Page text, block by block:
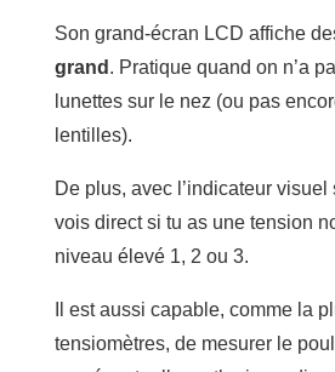
Son grand-écran LCD affiche
grand . Pratique quand on n’a
lunettes sur le nez (ou pas
lentilles).
De plus, avec l’indicateur visuel
vois direct si tu as une tension
niveau élevé 1, 2 ou 3.
Il est aussi capable, comme la
tensiomètres, de mesurer le